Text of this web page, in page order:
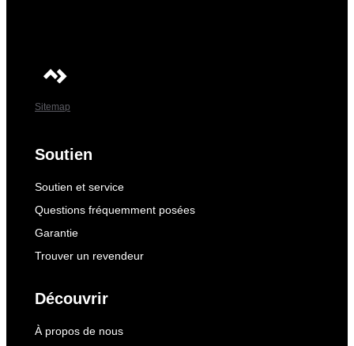
Sitemap
Soutien
Soutien et service
Questions fréquemment posées
Garantie
Trouver un revendeur
Découvrir
À propos de nous